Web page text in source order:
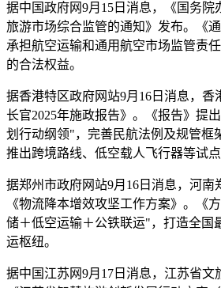
据中国政府网9月15日消息，《国务院
旅游市场综合监管的通知》发布。《
承担航空运输和通用航空市场监管责
的合法权益。
据香港特区政府网站9月16日消息，香
长官2025年施政报告》。《报告》提
划行动纲领"，完善民航法例及规管框
推出跨境路线、低空载人飞行器等试点
据郑州市政府网站9月16日消息，河南
《物流降本增效攻坚工作方案》。《
储＋低空运输＋公铁联运"，打造全国
运枢纽。
据中国江苏网9月17日消息，江苏省文